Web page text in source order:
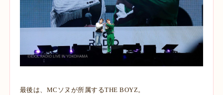
最後は、MCソヌが所属するTHE BOYZ。